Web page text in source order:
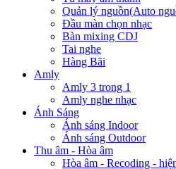
Quản lý nguồn(Auto
Đầu màn chọn nhạc
Bàn mixing CDJ
Tai nghe
Hàng Bãi
Amly
Amly 3 trong 1
Amly nghe nhạc
Ánh Sáng
Ánh sáng Indoor
Ánh sáng Outdoor
Thu âm - Hòa âm
Hòa âm - Recoding -